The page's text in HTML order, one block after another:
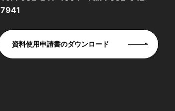
7941
資料使用申請書のダウンロード